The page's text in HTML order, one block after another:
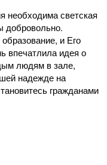
необходима светская
добровольно.
и Его
впечатлила идея о
людям в зале,
надежде на
гражданами